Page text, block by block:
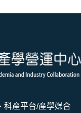
科產平台/產學媒合